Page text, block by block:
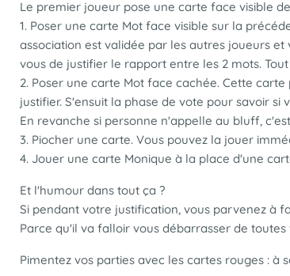
Le premier joueur pose une carte face visible
1. Poser une carte Mot face visible sur la
association est validée par les autres joueurs
vous de justifier le rapport entre les 2 mots.
2. Poser une carte Mot face cachée. Cette
justifier. S'ensuit la phase de vote pour savoir
En revanche si personne n'appelle au bluff,
3. Piocher une carte. Vous pouvez la jouer
4. Jouer une carte Monique à la place d'une
Et l'humour dans tout ça ?
Si pendant votre justification, vous parvenez à
Parce qu'il va falloir vous débarrasser de
Pimentez vos parties avec les cartes rouges :